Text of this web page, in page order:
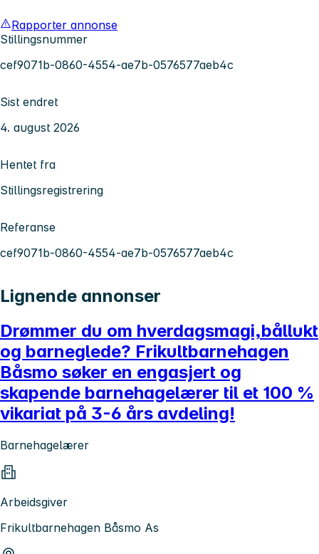
Rapporter annonse
Stillingsnummer
cef9071b-0860-4554-ae7b-0576577aeb4c
Sist endret
4. august 2026
Hentet fra
Stillingsregistrering
Referanse
cef9071b-0860-4554-ae7b-0576577aeb4c
Lignende annonser
Drømmer du om hverdagsmagi,bållukt
og barneglede? Frikultbarnehagen
Båsmo søker en engasjert og
skapende barnehagelærer til et 100 %
vikariat på 3-6 års avdeling!
Barnehagelærer
Arbeidsgiver
Frikultbarnehagen Båsmo As